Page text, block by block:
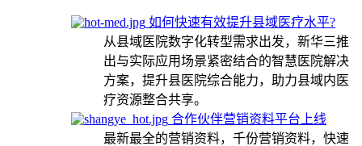
如何快速有效提升县域医疗水平?
从县域医院数字化转型需求出发，新华三推
出与实际应用场景紧密结合的智慧医院解决
方案，提升县医院综合能力，助力县域内医
疗资源整合共享。
合作伙伴营销资料平台上线
最新最全的营销资料，千份营销资料，快速